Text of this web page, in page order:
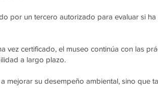
por un tercero autorizado para evaluar si
vez certificado, el museo continúa con las
a largo plazo.
mejorar su desempeño ambiental, sino que